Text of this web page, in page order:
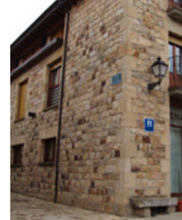
25 de septiembre
HOSTAL